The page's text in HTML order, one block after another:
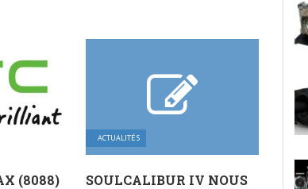
(8088)
ACTUALITÉS
SOULCALIBUR IV NOUS